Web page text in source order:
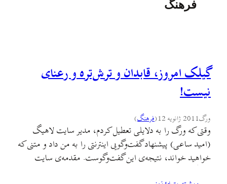
فرهنگ
گیلک امروز، قابدان و ترش‌تره و رعنای
نیست!
ورگ2011 ژانویه 12 (فرهنگ)
وقتی که ورگ را به دلایلی تعطیل کردم، مدیر سایت لاهیگ
(امید ساعی) پیشنهاد گفت‌وگویی اینترنتی را به من داد و متنی که
خواهید خواند، نتیجه‌ی این گفت‌وگوست. مقدمه‌ی سایت